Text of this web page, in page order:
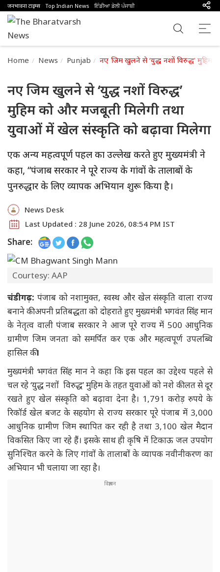
जनभावना टाइम्स Top Indian News ਇੰਡੀਆ ਡੇਲੀ ਪੰਜਾਬੀ
Home News Punjab नए जिम खुलने से ‘युद्ध नशों विरुद्ध’
नए जिम खुलने से ‘युद्ध नशों विरुद्ध’
मुहिम को और मजबूती मिलेगी तथा
युवाओं में खेल संस्कृति को बढ़ावा मिलेगा
एक अन्य महत्वपूर्ण पहल का उल्लेख करते हुए मुख्यमंत्री ने
कहा, “पंजाब सरकार ने पूरे राज्य के गांवों के तालाबों के
पुनरुद्धार के लिए व्यापक अभियान शुरू किया है।
News Desk
Last Updated : 28 June 2026, 08:54 PM IST
Share:
Courtesy: AAP
चंडीगढ़: पंजाब को नशामुक्त, स्वस्थ और खेल संस्कृति वाला राज्य
बनाने की अपनी प्रतिबद्धता को दोहराते हुए मुख्यमंत्री भगवंत सिंह मान
के नेतृत्व वाली पंजाब सरकार ने आज पूरे राज्य में 500 आधुनिक
ग्रामीण जिम जनता को समर्पित कर एक और महत्वपूर्ण उपलब्धि
हासिल की।
मुख्यमंत्री भगवंत सिंह मान ने कहा कि इस पहल का उद्देश्य पहले से
चल रहे ‘युद्ध नशों विरुद्ध’ मुहिम के तहत युवाओं को नशे की लत से दूर
रखते हुए खेल संस्कृति को बढ़ावा देना है। 1,791 करोड़ रुपये के
रिकॉर्ड खेल बजट के सहयोग से राज्य सरकार पूरे पंजाब में 3,000
आधुनिक ग्रामीण जिम स्थापित कर रही है तथा 3,100 खेल मैदान
विकसित किए जा रहे हैं। इसके साथ ही कृषि में टिकाऊ जल उपयोग
सुनिश्चित करने के लिए गांवों के तालाबों के व्यापक नवीनीकरण का
अभियान भी चलाया जा रहा है।